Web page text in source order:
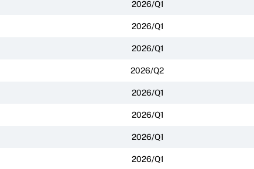
2026/Q1
2026/Q1
2026/Q1
2026/Q2
2026/Q1
2026/Q1
2026/Q1
2026/Q1